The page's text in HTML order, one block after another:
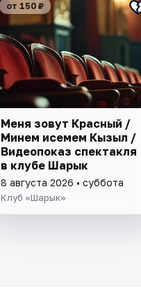
от 150 ₽
Меня зовут Красный /
Минем исемем Кызыл /
Видеопоказ спектакля
в клубе Шарык
8 августа 2026 • суббота
Клуб «Шарык»